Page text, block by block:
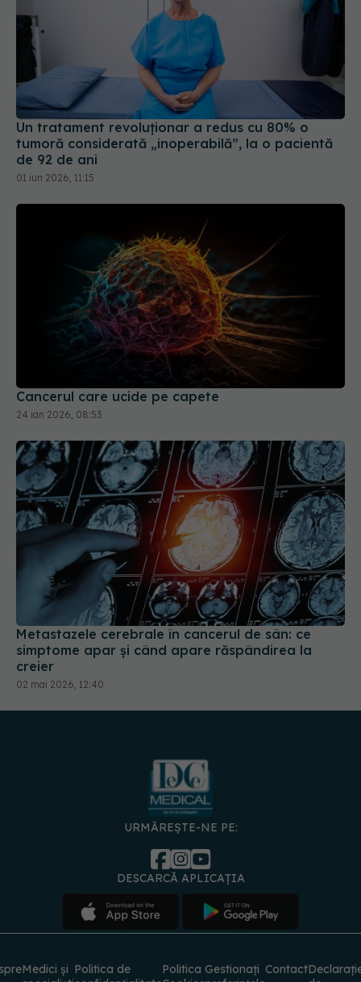
Un tratament revoluționar a redus cu 80% o
tumoră considerată „inoperabilă”, la o pacientă
de 92 de ani
01 iun 2026, 11:15
Cancerul care ucide pe capete
24 ian 2026, 08:53
Metastazele cerebrale în cancerul de sân: ce
simptome apar și când apare răspândirea la
creier
02 mai 2026, 12:40
URMĂREȘTE-NE PE:
DESCARCĂ APLICAȚIA
Medici și Politica de
Politica Gestionați Contact